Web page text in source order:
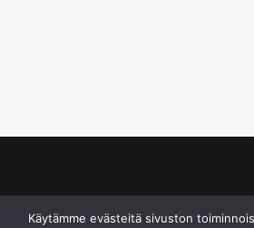
Käytämme evästeitä sivuston